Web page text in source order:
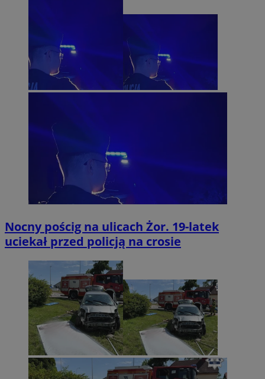
Nocny pościg na ulicach Żor. 19-latek
uciekał przed policją na crosie